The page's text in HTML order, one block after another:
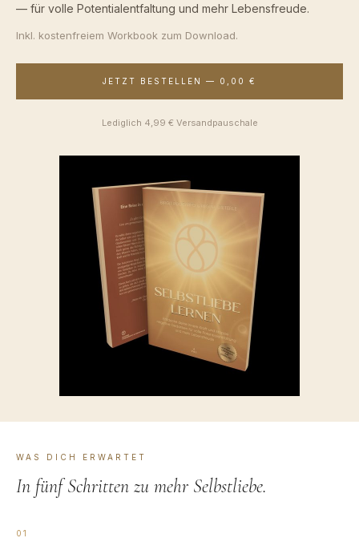
— für volle Potentialentfaltung und mehr Lebensfreude.
Inkl. kostenfreiem Workbook zum Download.
JETZT BESTELLEN — 0,00 €
Lediglich 4,99 € Versandpauschale
WAS DICH ERWARTET
In fünf Schritten zu mehr Selbstliebe.
01